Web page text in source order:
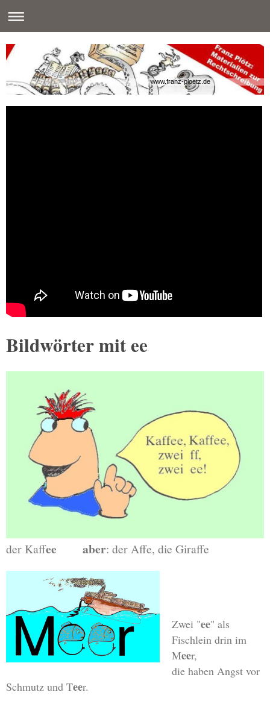
www.franz-ploetz.de
Bildwörter mit ee
der Kaffee aber: der Affe, die Giraffe
Zwei "ee" als
Fischlein drin im
Meer,
die haben Angst vor
Schmutz und Teer.